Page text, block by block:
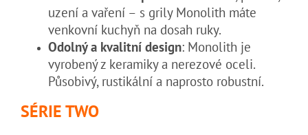
uzení a vaření – s grily Monolith máte
venkovní kuchyň na dosah ruky.
Odolný a kvalitní design: Monolith je
vyrobený z keramiky a nerezové oceli.
Působivý, rustikální a naprosto robustní.
SÉRIE TWO